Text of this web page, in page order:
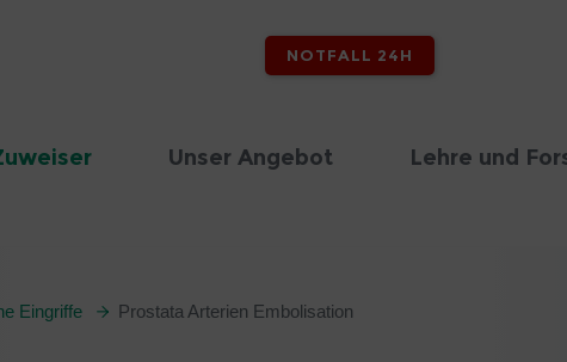
NOTFALL 24H
Unser Angebot Lehre und
Eingriffe Prostata Arterien Embolisation